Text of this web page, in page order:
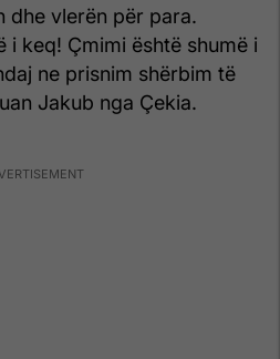
dhe vlerën për para.
i keq! Çmimi është shumë i
ne prisnim shërbim të
Jakub nga Çekia.